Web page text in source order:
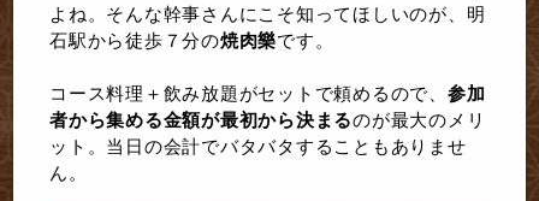
よね。そんな幹事さんにこそ知ってほしいのが、明
石駅から徒歩７分の焼肉樂です。
コース料理＋飲み放題がセットで頼めるので、 参加
者から集める金額が最初から決まるのが最大のメリ
ット。当日の会計でバタバタすることもありませ
ん。